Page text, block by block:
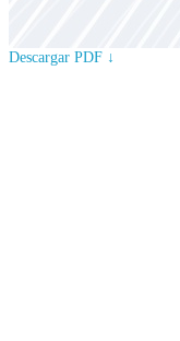
Descargar PDF ↓